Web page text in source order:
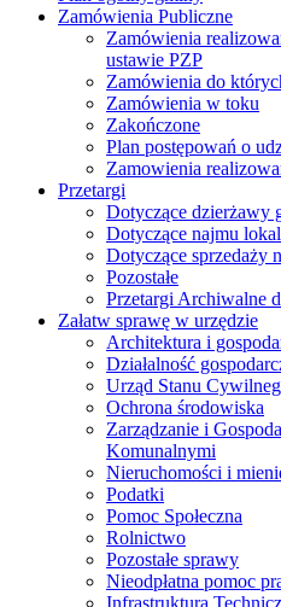
Zamówienia Publiczne
Zamówienia
ustawie PZP
Zamówienia do
Zamówienia w toku
Zakończone
Plan postępowań o
Zamowienia
Przetargi
Dotyczące dzierżawy
Dotyczące najmu
Dotyczące sprzedaży
Pozostałe
Przetargi Archiwalne
Załatw sprawę w urzędzie
Architektura i
Działalność
Urząd Stanu
Ochrona środowiska
Zarządzanie i
Komunalnymi
Nieruchomości i
Podatki
Pomoc Społeczna
Rolnictwo
Pozostałe sprawy
Nieodpłatna pomoc
Infrastruktura